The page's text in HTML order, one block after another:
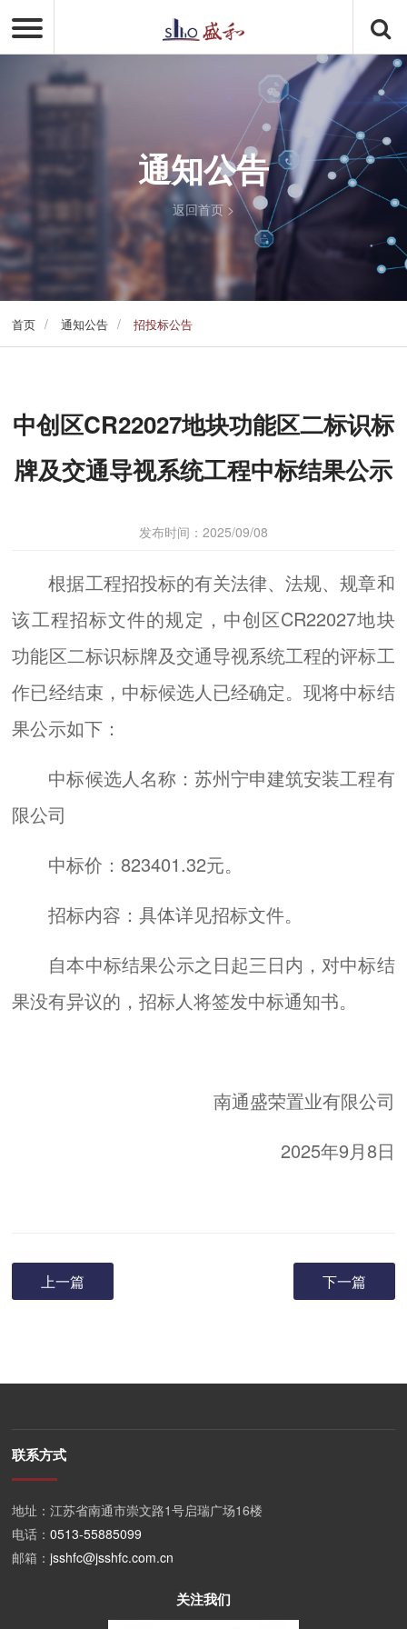
通知公告
返回首页 >
首页 / 通知公告 / 招投标公告
中创区CR22027地块功能区二标识标
牌及交通导视系统工程中标结果公示
发布时间：2025/09/08
根据工程招投标的有关法律、法规、规章和
该工程招标文件的规定，中创区CR22027地块
功能区二标识标牌及交通导视系统工程的评标工
作已经结束，中标候选人已经确定。现将中标结
果公示如下：
中标候选人名称：苏州宁申建筑安装工程有
限公司
中标价：823401.32元。
招标内容：具体详见招标文件。
自本中标结果公示之日起三日内，对中标结
果没有异议的，招标人将签发中标通知书。
南通盛荣置业有限公司
2025年9月8日
上一篇 下一篇
联系方式
地址：江苏省南通市崇文路1号启瑞广场16楼
电话：0513-55885099
邮箱：jsshfc@jsshfc.com.cn
关注我们